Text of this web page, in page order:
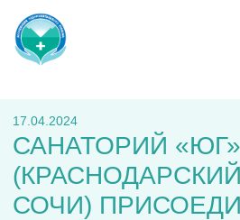
17.04.2024
САНАТОРИЙ «ЮГ»
СОЧИ)